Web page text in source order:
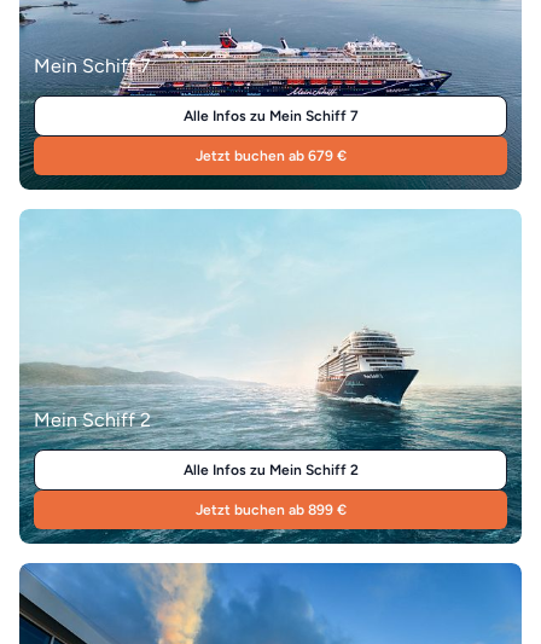
Mein Schiff 7
Alle Infos zu Mein Schiff 7
Jetzt buchen ab 679 €
Mein Schiff 2
Alle Infos zu Mein Schiff 2
Jetzt buchen ab 899 €